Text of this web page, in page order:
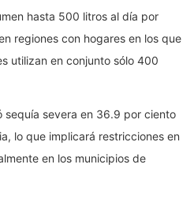
hasta 500 litros al día por
regiones con hogares en los que
utilizan en conjunto sólo 400
sequía severa en 36.9 por ciento
lo que implicará restricciones en
en los municipios de